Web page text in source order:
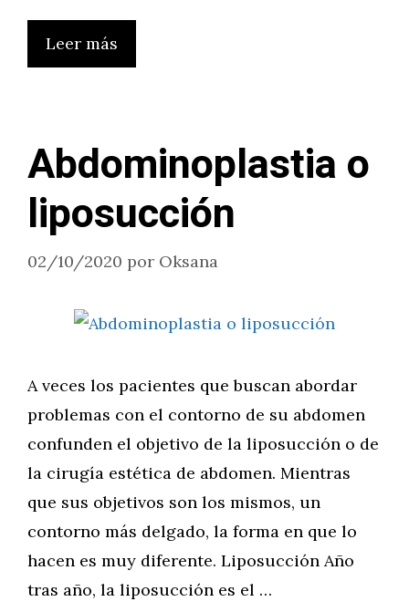
Leer más
Abdominoplastia o
liposucción
02/10/2020 por Oksana
A veces los pacientes que buscan abordar
problemas con el contorno de su abdomen
confunden el objetivo de la liposucción o de
la cirugía estética de abdomen. Mientras
que sus objetivos son los mismos, un
contorno más delgado, la forma en que lo
hacen es muy diferente. Liposucción Año
tras año, la liposucción es el …